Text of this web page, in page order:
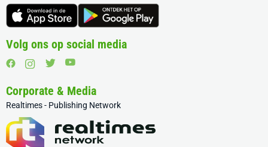
Volg ons op social media
Corporate & Media
Realtimes - Publishing Network